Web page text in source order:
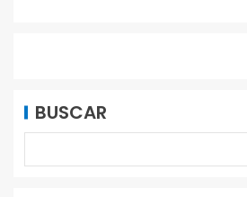
BUSCAR